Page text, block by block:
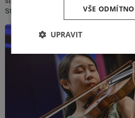
Stravinsikij, když řídil premiéru svého
VŠE
UPRAVIT